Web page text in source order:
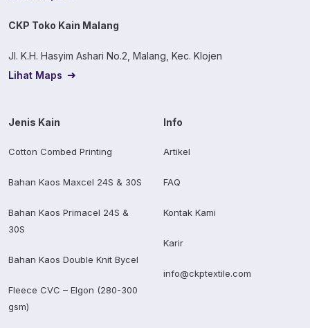
CKP Toko Kain Malang
Jl. K.H. Hasyim Ashari No.2, Malang, Kec. Klojen
Lihat Maps
Jenis Kain
Cotton Combed Printing
Bahan Kaos Maxcel 24S & 30S
Bahan Kaos Primacel 24S &
30S
Bahan Kaos Double Knit Bycel
Fleece CVC – Elgon (280-300
gsm)
Info
Artikel
FAQ
Kontak Kami
Karir
info@ckptextile.com